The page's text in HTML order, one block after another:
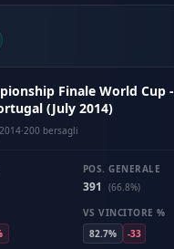
Finale World Cup -
(July 2014)
·200 bersagli
POS. GENERALE
391
(66.8%)
VS VINCITORE %
82.7%
-33